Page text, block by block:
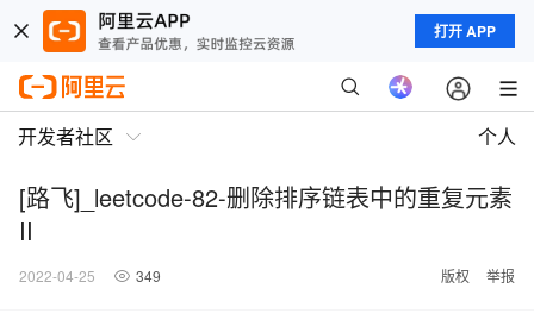
打开 APP
开发者社区 个人
[路飞]_leetcode-82-删除排序链表中的重复元素
II
2022-04-25 349 版权 举报